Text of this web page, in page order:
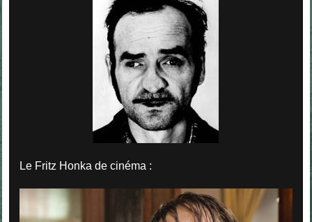
Le Fritz Honka de cinéma :